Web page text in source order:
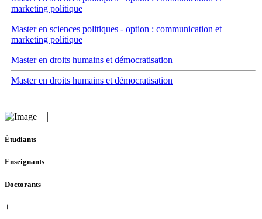
marketing politique
Master en sciences politiques - option : communication et
marketing politique
Master en droits humains et démocratisation
Master en droits humains et démocratisation
Étudiants
Enseignants
Doctorants
+